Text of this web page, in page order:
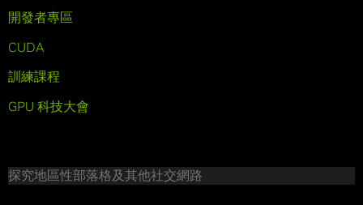
開發者專區
CUDA
訓練課程
GPU 科技大會
探究地區性部落格及其他社交網路